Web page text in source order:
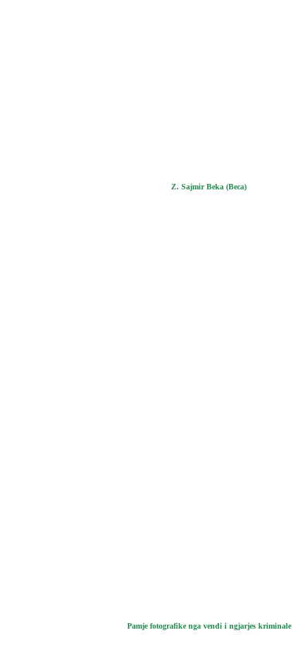
Z. Sajmir Beka (Beca)
Pamje fotografike nga vendi i ngjarjes kriminale